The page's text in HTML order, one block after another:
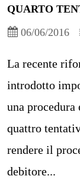
QUARTO
06/06/2016
La recente
introdotto
una procedura
quattro
rendere il
debitore...